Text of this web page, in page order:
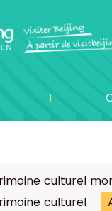
culturel
culturel